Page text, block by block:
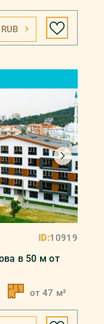
RUB
ID:10919
в 50 м от
от 47 м²